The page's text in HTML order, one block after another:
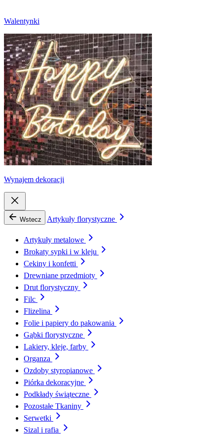
Walentynki
Wynajem dekoracji
Wstecz Artykuły florystyczne
Artykuły metalowe
Brokaty sypki i w kleju
Cekiny i konfetti
Drewniane przedmioty
Drut florystyczny
Filc
Flizelina
Folie i papiery do pakowania
Gąbki florystyczne
Lakiery, kleje, farby
Organza
Ozdoby styropianowe
Piórka dekoracyjne
Podkłady świąteczne
Pozostałe Tkaniny
Serwetki
Sizal i rafia